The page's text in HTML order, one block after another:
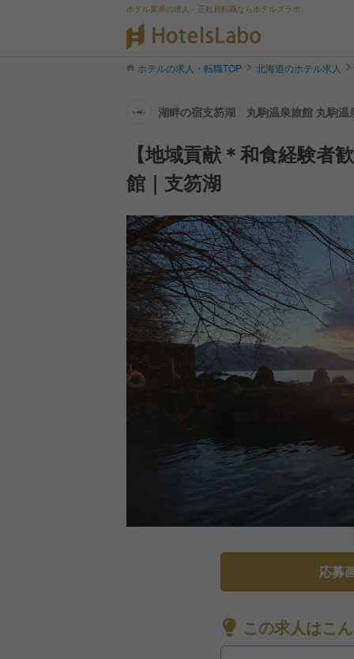
ホテル業界の求人・正社員転職ならホテルズラボ
ホテルの求人・転職TOP 北海道のホテル求人
湖畔の宿支笏湖 丸駒温泉旅館 丸駒温
【地域貢献＊和食経験
館｜支笏湖
応募
この求人はこ